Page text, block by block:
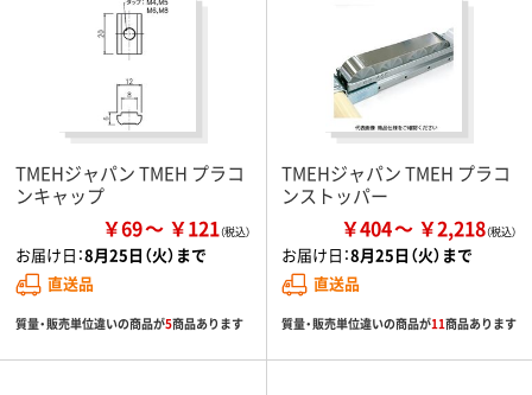
TMEHジャパン TMEH プラコ
ンキャップ
￥69 ￥121
お届け日：8月25日（火）まで
直送品
質量・販売単位違いの商品が5商品あります
TMEHジャパン TMEH プラコ
ンストッパー
￥404 ￥2,218
お届け日：8月25日（火）まで
直送品
質量・販売単位違いの商品が11商品あります